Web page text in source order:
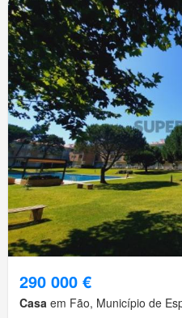
290 000 €
Casa em Fão, Município de